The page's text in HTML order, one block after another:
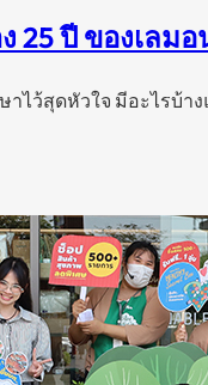
25 ปี ของเลม
ไว้สุดหัวใจ มีอะไรบ้า